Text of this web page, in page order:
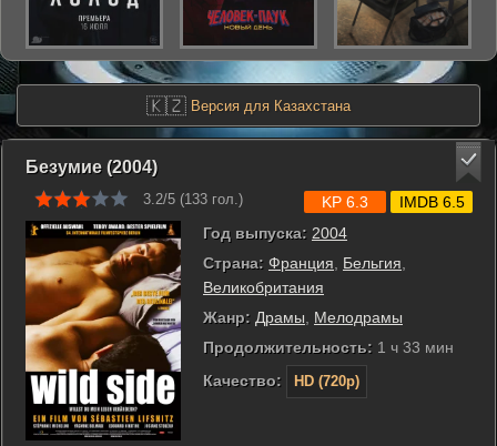
🇰🇿 Версия для Казахстана
Безумие (2004)
3.2/5 (133 гол.)
Год выпуска: 2004
Страна: Франция Бельгия
Великобритания
Жанр: Драмы
Мелодрамы
Продолжительность: 1 ч 33 мин
Качество:
HD (720p)
KP 6.3 IMDB 6.5